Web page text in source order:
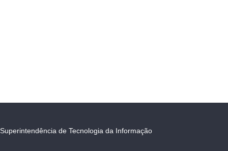
Superintendência de Tecnologia da Informação